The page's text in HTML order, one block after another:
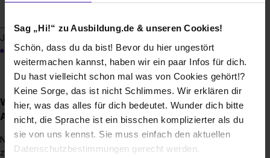
Sag „Hi!“ zu Ausbildung.de & unseren Cookies!
Schön, dass du da bist! Bevor du hier ungestört
weitermachen kannst, haben wir ein paar Infos für dich.
Du hast vielleicht schon mal was von Cookies gehört!?
Keine Sorge, das ist nicht Schlimmes. Wir erklären dir
hier, was das alles für dich bedeutet. Wunder dich bitte
nicht, die Sprache ist ein bisschen komplizierter als du
sie von uns kennst. Sie muss einfach den aktuellen
Datenschutzbestimmungen gerecht werden.
...und für die, die Verantwortung für 36 Mio. Fahrgäste im
Jahr übernehmen wollen:
Fachkraft im Fahrbetrieb (w|m|d)
Wie sieht der Bewerbungsprozess für eine
Ausbildungsstelle bei der SWK aus?
Nach dem Bewerbungseingang laden wir zunächst einmal
zum Online-Eignungstest ein - der dauert je nach